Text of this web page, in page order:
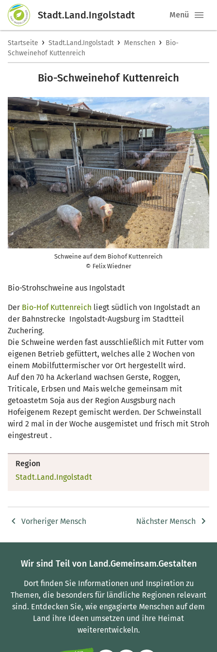
Stadt.Land.Ingolstadt Menü
Startseite › Stadt.Land.Ingolstadt › Menschen › Bio-
Schweinehof Kuttenreich
Bio-Schweinehof Kuttenreich
Schweine auf dem Biohof Kuttenreich
© Felix Wiedner
Bio-Strohschweine aus Ingolstadt
Der Bio-Hof Kuttenreich liegt südlich von Ingolstadt an
der Bahnstrecke Ingolstadt-Augsburg im Stadtteil
Zuchering.
Die Schweine werden fast ausschließlich mit Futter vom
eigenen Betrieb gefüttert, welches alle 2 Wochen von
einem Mobilfuttermischer vor Ort hergestellt wird.
Auf den 70 ha Ackerland wachsen Gerste, Roggen,
Triticale, Erbsen und Mais welche gemeinsam mit
getoastetm Soja aus der Region Ausgsburg nach
Hofeigenem Rezept gemischt werden. Der Schweinstall
wird 2 mal in der Woche ausgemistet und frisch mit Stroh
eingestreut .
Region
Stadt.Land.Ingolstadt
Vorheriger Mensch Nächster Mensch
Wir sind Teil von Land.Gemeinsam.Gestalten
Dort finden Sie Informationen und Inspiration zu
Themen, die besonders für ländliche Regionen relevant
sind. Entdecken Sie, wie engagierte Menschen auf dem
Land ihre Ideen umsetzen und ihre Heimat
weiterentwickeln.